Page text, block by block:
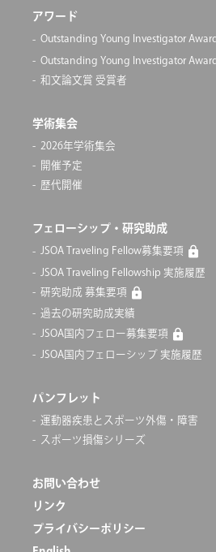
アワード
Outstanding Young Investigator
Outstanding Young Investigator
和文論文賞 受賞者
学術集会
2026年学術集会
開催予定
歴代開催
フェローシップ・研究助成
JSOA Traveling Fellow募集要項
JSOA Traveling Fellowship 実施履歴
研究助成 募集要項
過去の研究助成実績
JSOA国内フェロー募集要項
JSOA国内フェローシップ 実施履歴
パンフレット
運動器疾患とスポーツ外傷・障害
スポーツ損傷シリーズ
お問い合わせ
リンク
プライバシーポリシー